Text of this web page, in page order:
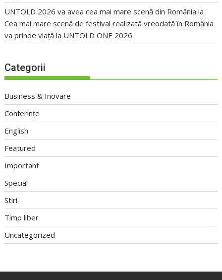
UNTOLD 2026 va avea cea mai mare scenă din România la
Cea mai mare scenă de festival realizată vreodată în România
va prinde viață la UNTOLD ONE 2026
Categorii
Business & Inovare
Conferințe
English
Featured
Important
Special
Stiri
Timp liber
Uncategorized